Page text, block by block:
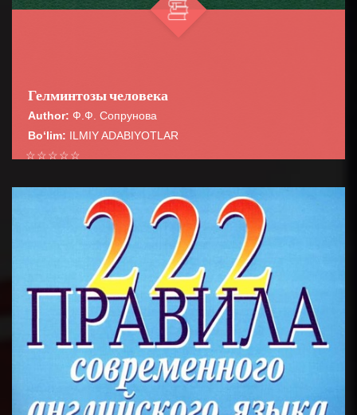
Гелминтозы человека
Author: Ф.Ф. Сопрунова
Bo‘lim: ILMIY ADABIYOTLAR
☆
☆
☆
☆
☆
В монографии освещены вопросы медицинской
гельминтологии, обще» эпидемиологии,
сероэпидемиолопш и лабораторной диагности...
BATAFSIL...